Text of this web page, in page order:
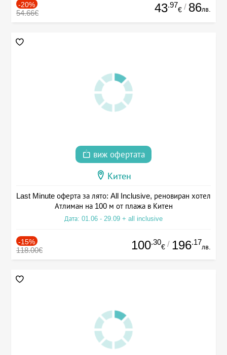
-20%
54.66€ 43.97
€ / 86лв.
виж офертата
Китен
Last Minute оферта за лято: All Inclusive, реновиран хотел
Атлиман на 100 м от плажа в Китен
Дата: 01.06 - 29.09 + all inclusive
-15%
118.00€ 100.30
€ / 196.17
лв.